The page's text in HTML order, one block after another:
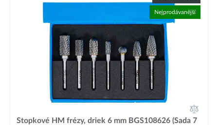
Nejprodávanější
Stopkové HM frézy, driek 6 mm BGS108626 (Sada 7